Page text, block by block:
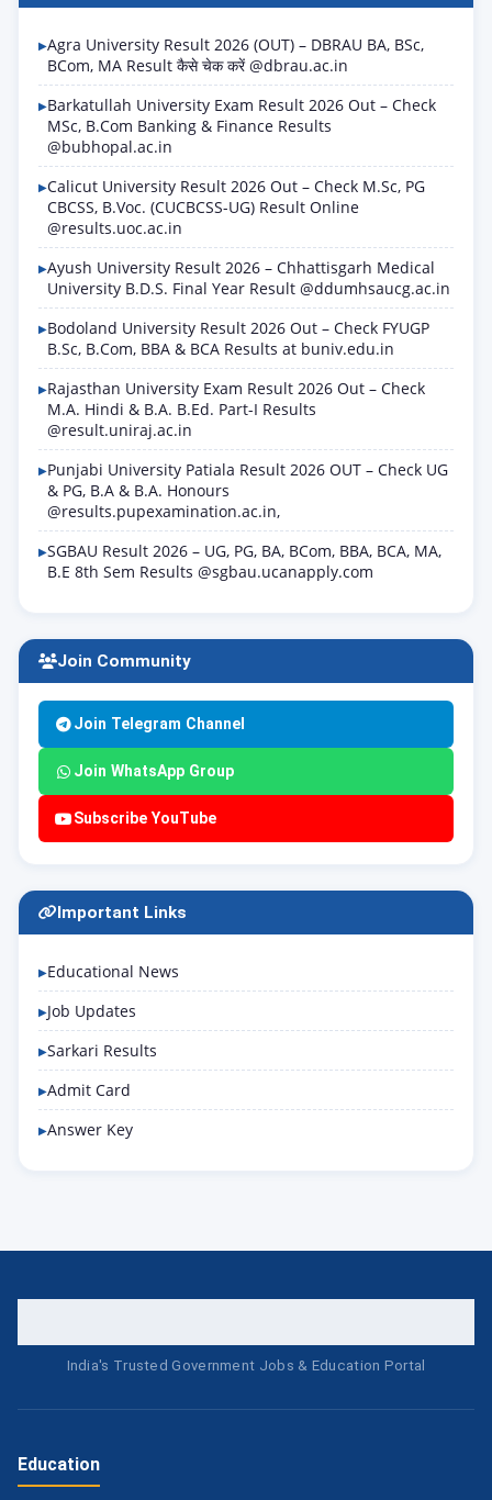
Agra University Result 2026 (OUT) – DBRAU BA, BSc,
BCom, MA Result कैसे चेक करें @dbrau.ac.in
Barkatullah University Exam Result 2026 Out – Check
MSc, B.Com Banking & Finance Results
@bubhopal.ac.in
Calicut University Result 2026 Out – Check M.Sc, PG
CBCSS, B.Voc. (CUCBCSS-UG) Result Online
@results.uoc.ac.in
Ayush University Result 2026 – Chhattisgarh Medical
University B.D.S. Final Year Result @ddumhsaucg.ac.in
Bodoland University Result 2026 Out – Check FYUGP
B.Sc, B.Com, BBA & BCA Results at buniv.edu.in
Rajasthan University Exam Result 2026 Out – Check
M.A. Hindi & B.A. B.Ed. Part-I Results
@result.uniraj.ac.in
Punjabi University Patiala Result 2026 OUT – Check UG
& PG, B.A & B.A. Honours
@results.pupexamination.ac.in,
SGBAU Result 2026 – UG, PG, BA, BCom, BBA, BCA, MA,
B.E 8th Sem Results @sgbau.ucanapply.com
Join Community
Join Telegram Channel
Join WhatsApp Group
Subscribe YouTube
Important Links
Educational News
Job Updates
Sarkari Results
Admit Card
Answer Key
India's Trusted Government Jobs & Education Portal
Education